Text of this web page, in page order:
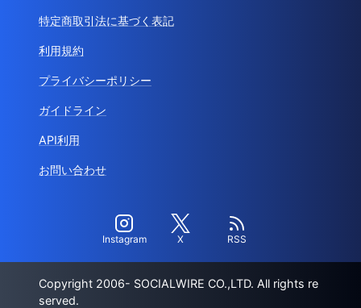
特定商取引法に基づく表記
利用規約
プライバシーポリシー
ガイドライン
API利用
お問い合わせ
Instagram X RSS
Copyright 2006- SOCIALWIRE CO.,LTD. All rights re
served.